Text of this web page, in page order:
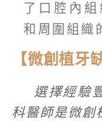
了口腔內
和周圍組織
【微創植牙
選擇經驗
科醫師是微創